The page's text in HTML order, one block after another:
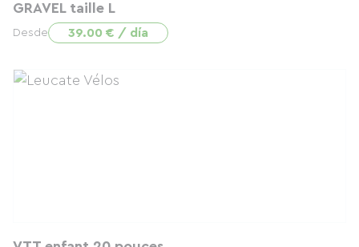
GRAVEL taille L
Desde 39.00 € / día